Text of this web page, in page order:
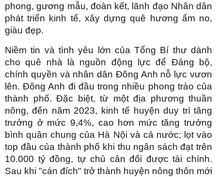
phong, gương mẫu, đoàn kết, lãnh đạo Nhân dân
phát triển kinh tế, xây dựng quê hương ấm no,
giàu đẹp.
Niềm tin và tình yêu lớn của Tổng Bí thư dành
cho quê nhà là nguồn động lực để Đảng bộ,
chính quyền và nhân dân Đông Anh nỗ lực vươn
lên. Đông Anh đi đầu trong nhiều phong trào của
thành phố. Đặc biệt, từ một địa phương thuần
nông, đến năm 2023, kinh tế huyện duy trì tăng
trưởng ở mức 9,4%, cao hơn mức tăng trưởng
bình quân chung của Hà Nội và cả nước; lọt vào
top đầu của thành phố khi thu ngân sách đạt trên
10.000 tỷ đồng, tự chủ cân đối được tài chính.
Sau khi "cán đích" trở thành huyện nông thôn mới